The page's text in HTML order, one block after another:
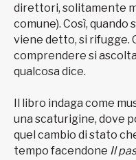
direttori, solitamente
comune). Così,
viene detto, si rifugge.
comprendere si
qualcosa dice.
Il libro indaga come
una scaturigine, dove
quel cambio di stato
tempo facendone Il